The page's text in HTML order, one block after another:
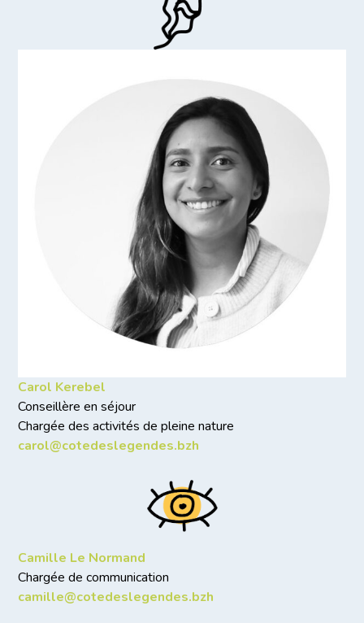
Carol Kerebel
Conseillère en séjour
Chargée des activités de pleine nature
carol@cotedeslegendes.bzh
Camille Le Normand
Chargée de communication
camille@cotedeslegendes.bzh